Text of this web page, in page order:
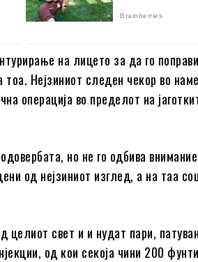
на лицето за да го
Нејзиниот следен чекор во
операција во пределот на
но не го одбива
од нејзиниот изглед, а на таа
целиот свет и и нудат пари,
од кои секоја чини 200